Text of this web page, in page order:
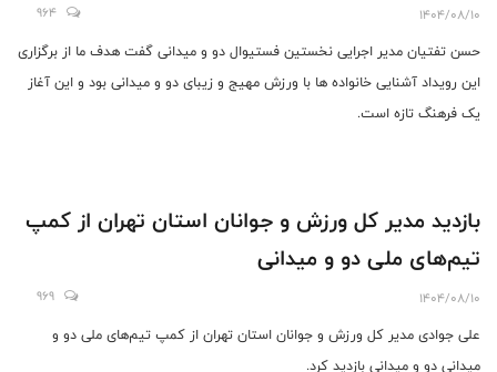
1404/08/10
964
حسن تفتیان مدیر اجرایی نخستین فستیوال دو و میدانی گفت هدف ما از برگزاری
این رویداد آشنایی خانواده ها با ورزش مهیج و زیبای دو و میدانی بود و این آغاز
یک فرهنگ تازه است.
بازدید مدیر کل ورزش و جوانان استان تهران از کمپ
تیم‌های ملی دو و میدانی
1404/08/10
969
علی جوادی مدیر کل ورزش و جوانان استان تهران از کمپ تیم‌های ملی دو و
میدانی دو و میدانی بازدید کرد.